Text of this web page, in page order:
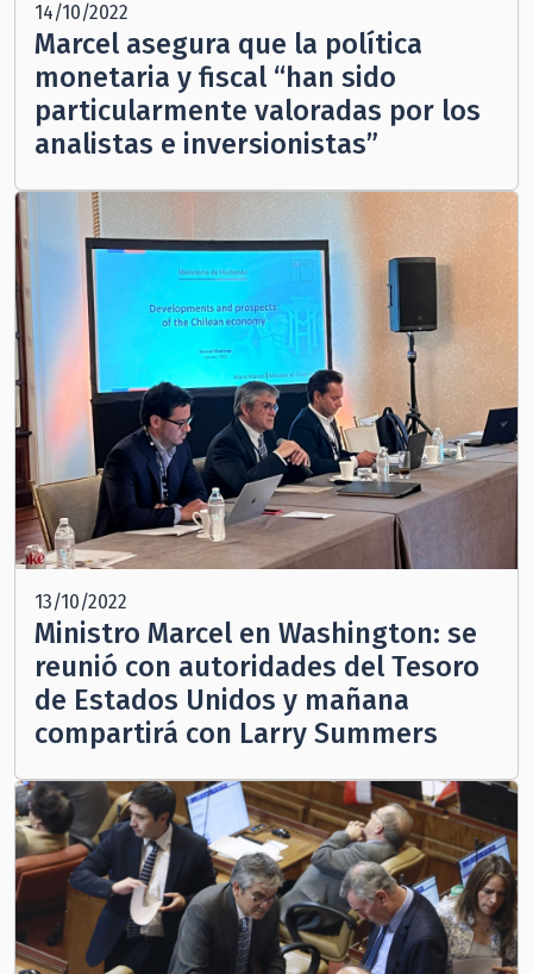
14/10/2022
Marcel asegura que la política
monetaria y fiscal “han sido
particularmente valoradas por los
analistas e inversionistas”
13/10/2022
Ministro Marcel en Washington: se
reunió con autoridades del Tesoro
de Estados Unidos y mañana
compartirá con Larry Summers